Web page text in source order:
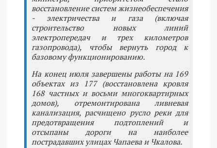
восстановление систем жизнеобеспечения
- электричества и газа (включая
строительство новых линий
электропередач и трех километров
газопровода), чтобы вернуть город к
базовому функционированию.
На конец июля завершены работы на 169
объектах из 177 (восстановлена кровля
168 частных и восьми многоквартирных
домов), отремонтирована ливневая
канализация, расчищено русло реки для
предотвращения подтоплений и
отсыпаны дороги на наиболее
пострадавших улицах Чапаева и Чкалова.